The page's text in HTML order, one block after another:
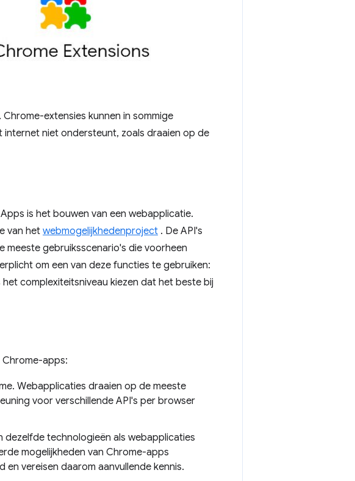
extensies kunnen in sommige
niet ondersteunt, zoals draaien op de
is het bouwen van een webapplicatie.
van hetwebmogelijkhedenproject . De API's
meeste gebruiksscenario's die voorheen
om een ​​van deze functies te gebruiken:
complexiteitsniveau kiezen dat het beste bij
apps:
Webapplicaties draaien op de meeste
voor verschillende API's per browser
dezelfde technologieën als webapplicaties
mogelijkheden van Chrome-apps
vereisen daarom aanvullende kennis.